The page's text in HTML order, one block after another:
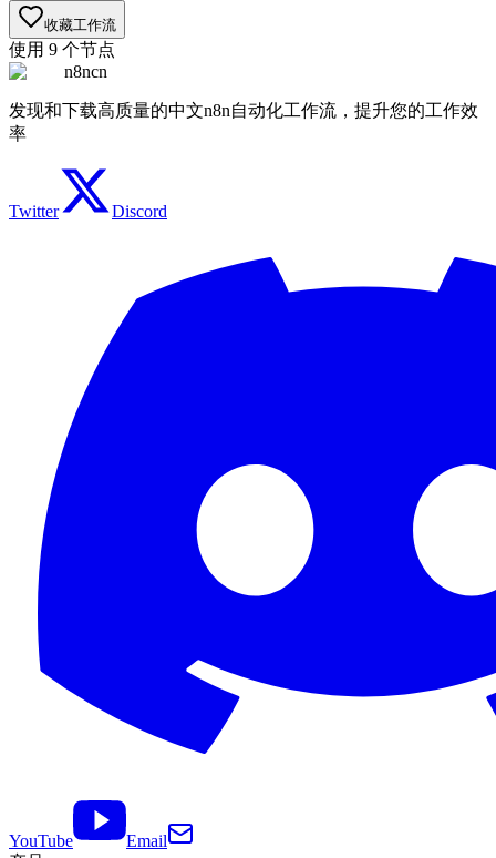
收藏工作流
使用 9 个节点
n8ncn
发现和下载高质量的中文n8n自动化工作流，提升您的工作效
率
Twitter Discord
YouTube
Email